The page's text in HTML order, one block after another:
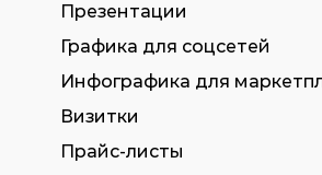
Презентации
Графика для соцсетей
Инфографика для
Визитки
Прайс-листы